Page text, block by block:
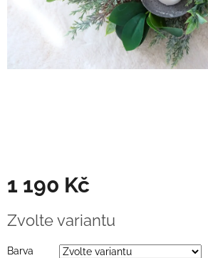
Hodnocení
mně
1 190 Kč
cena:
Zvolte variantu
Barva